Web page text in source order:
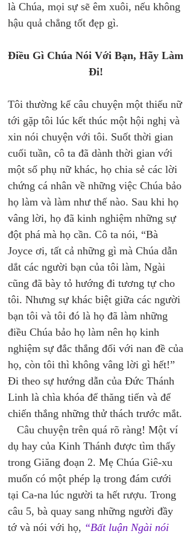
là Chúa, mọi sự sẽ êm xuôi, nếu không
hậu quả chẳng tốt đẹp gì.
Điều Gì Chúa Nói Với Bạn, Hãy Làm
Đi!
Tôi thường kể câu chuyện một thiếu nữ
tới gặp tôi lúc kết thúc một hội nghị và
xin nói chuyện với tôi. Suốt thời gian
cuối tuần, cô ta đã dành thời gian với
một số phụ nữ khác, họ chia sẻ các lời
chứng cá nhân về những việc Chúa bảo
họ làm và làm như thế nào. Sau khi họ
vâng lời, họ đã kinh nghiệm những sự
đột phá mà họ cần. Cô ta nói, “Bà
Joyce ơi, tất cả những gì mà Chúa dẫn
dắt các người bạn của tôi làm, Ngài
cũng đã bày tỏ hướng đi tương tự cho
tôi. Nhưng sự khác biệt giữa các người
bạn tôi và tôi đó là họ đã làm những
điều Chúa bảo họ làm nên họ kinh
nghiệm sự đắc thắng đối với nan đề của
họ, còn tôi thì không vâng lời gì hết!”
Đi theo sự hướng dẫn của Đức Thánh
Linh là chìa khóa để thăng tiến và để
chiến thắng những thử thách trước mắt.
Câu chuyện trên quá rõ ràng! Một ví
dụ hay của Kinh Thánh được tìm thấy
trong Giăng đoạn 2. Mẹ Chúa Giê-xu
muốn có một phép lạ trong đám cưới
tại Ca-na lúc người ta hết rượu. Trong
câu 5, bà quay sang những người đầy
tớ và nói với họ, “Bất luận Ngài nói